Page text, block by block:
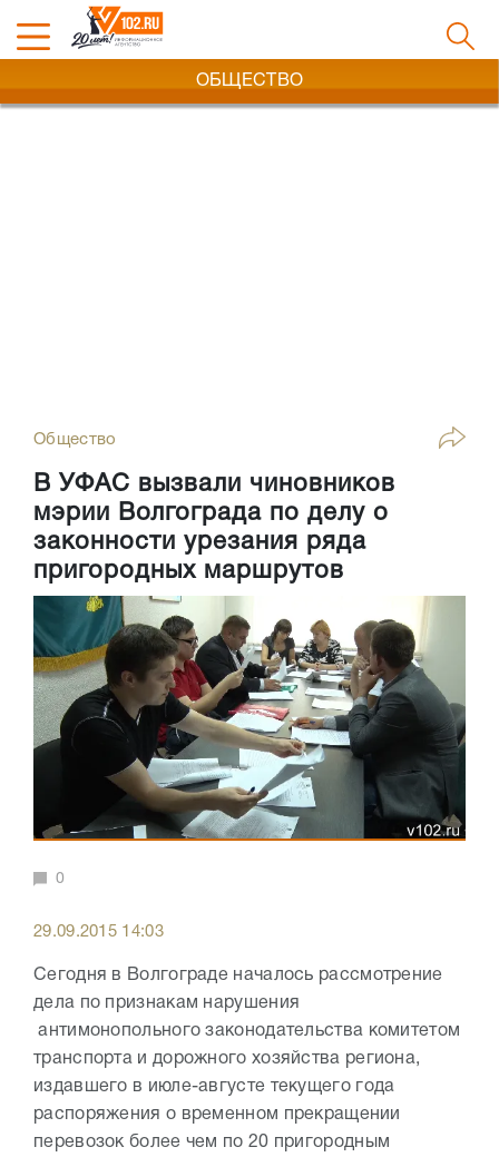
ОБЩЕСТВО
Общество
В УФАС вызвали чиновников
мэрии Волгограда по делу о
законности урезания ряда
пригородных маршрутов
0
29.09.2015 14:03
Сегодня в Волгограде началось рассмотрение
дела по признакам нарушения
антимонопольного законодательства комитетом
транспорта и дорожного хозяйства региона,
издавшего в июле-августе текущего года
распоряжения о временном прекращении
перевозок более чем по 20 пригородным